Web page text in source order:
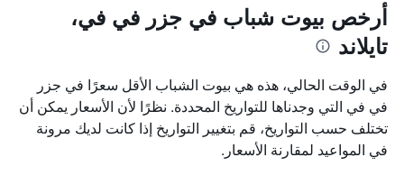
الذي
يعرض
متوسط
سعر
الغرفة
هذه
الليلة
الذي
عُثر
محور
X
الذي
يعرض
عدد
الأيام
قبل
الإقامة
يتضمن
أرخص بيوت شباب في جزر في في،
تايلاند
في الوقت الحالي، هذه هي بيوت الشباب الأقل سعرًا في جزر
في في التي وجدناها للتواريخ المحددة. نظرًا لأن الأسعار يمكن أن
تختلف حسب التواريخ، قم بتغيير التواريخ إذا كانت لديك مرونة
في المواعيد لمقارنة الأسعار.